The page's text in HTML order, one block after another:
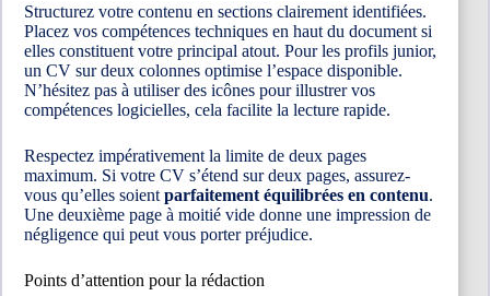
Structurez votre contenu en sections clairement identifiées.
Placez vos compétences techniques en haut du document si
elles constituent votre principal atout. Pour les profils junior,
un CV sur deux colonnes optimise l’espace disponible.
N’hésitez pas à utiliser des icônes pour illustrer vos
compétences logicielles, cela facilite la lecture rapide.
Respectez impérativement la limite de deux pages
maximum. Si votre CV s’étend sur deux pages, assurez-
vous qu’elles soient parfaitement équilibrées en contenu.
Une deuxième page à moitié vide donne une impression de
négligence qui peut vous porter préjudice.
Points d’attention pour la rédaction